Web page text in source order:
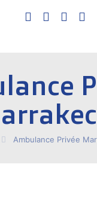
Ambulance Privée